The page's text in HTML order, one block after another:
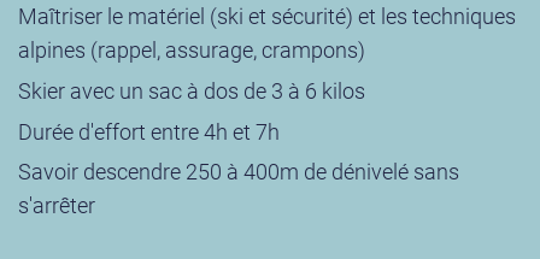
Maîtriser le matériel (ski et sécurité) et les techniques
alpines (rappel, assurage, crampons)
Skier avec un sac à dos de 3 à 6 kilos
Durée d'effort entre 4h et 7h
Savoir descendre 250 à 400m de dénivelé sans
s'arrêter